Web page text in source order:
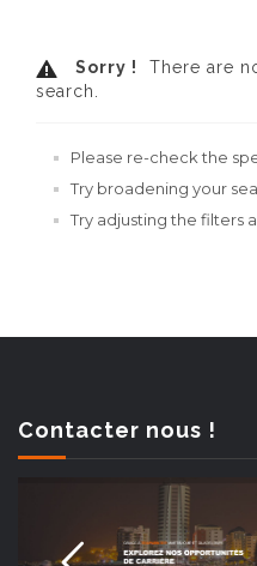
Sorry !
There are
search.
Please re-check the
Try broadening your
Try adjusting the filters
Contacter nous !